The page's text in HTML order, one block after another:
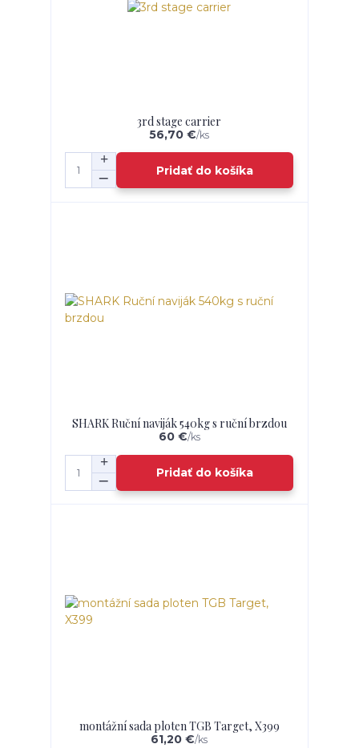
3rd stage carrier
56,70 €/ks
Pridať do košíka
SHARK Ruční naviják 540kg s ruční brzdou
60 €/ks
Pridať do košíka
montážní sada ploten TGB Target, X399
61,20 €/ks